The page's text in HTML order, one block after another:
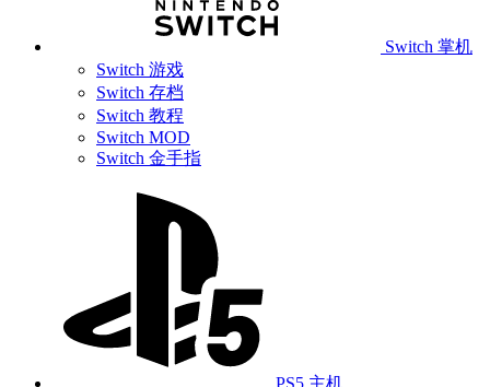
Switch 掌机
Switch 游戏
Switch 存档
Switch 教程
Switch MOD
Switch 金手指